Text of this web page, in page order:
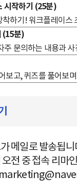
시작하기 (25분)
하기! 워크플레이스
(15분)
주 문의하는 내용과
보고, 퀴즈를 풀어보
메일로 발송됩
전 중 접속 리마